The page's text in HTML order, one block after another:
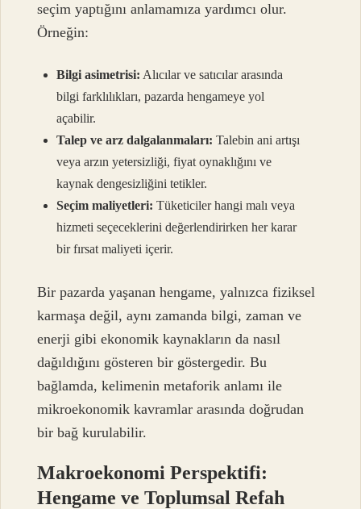
seçim yaptığını anlamamıza yardımcı olur.
Örneğin:
Bilgi asimetrisi: Alıcılar ve satıcılar arasında
bilgi farklılıkları, pazarda hengameye yol
açabilir.
Talep ve arz dalgalanmaları: Talebin ani artışı
veya arzın yetersizliği, fiyat oynaklığını ve
kaynak dengesizliğini tetikler.
Seçim maliyetleri: Tüketiciler hangi malı veya
hizmeti seçeceklerini değerlendirirken her karar
bir fırsat maliyeti içerir.
Bir pazarda yaşanan hengame, yalnızca fiziksel
karmaşa değil, aynı zamanda bilgi, zaman ve
enerji gibi ekonomik kaynakların da nasıl
dağıldığını gösteren bir göstergedir. Bu
bağlamda, kelimenin metaforik anlamı ile
mikroekonomik kavramlar arasında doğrudan
bir bağ kurulabilir.
Makroekonomi Perspektifi:
Hengame ve Toplumsal Refah